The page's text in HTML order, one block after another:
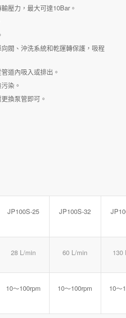
壓力，最大可達10Bar。
閥、沖洗系統和乾運轉保護，吸程
道內吸入或排出。
染。
換泵管即可。
JP100S-25 JP100S-32
28 L/min 60 L/min 130
10～100rpm 10～100rpm 10～